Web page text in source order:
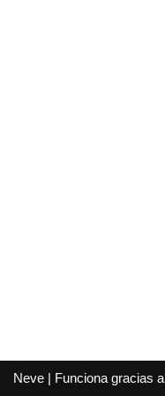
Neve | Funciona gracias a